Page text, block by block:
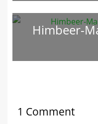
Himbeer-
1 Comment